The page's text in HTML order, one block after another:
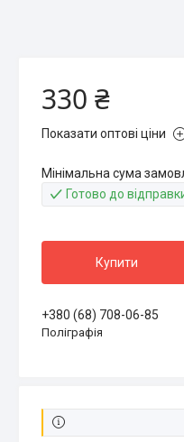
330 ₴
Показати оптові ціни
Мінімальна сума
Готово до
Купити
+380 (68) 708-06-85
Поліграфія